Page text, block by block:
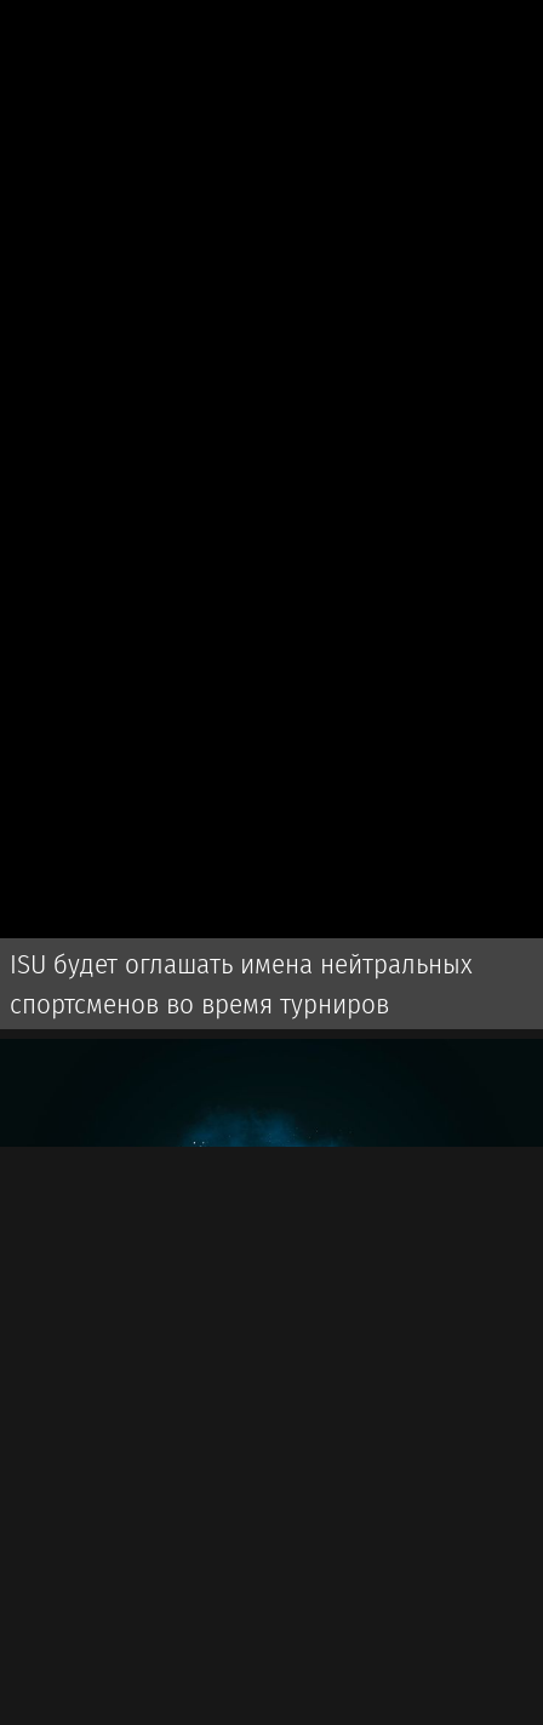
ISU будет оглашать имена нейтральных
спортсменов во время турниров